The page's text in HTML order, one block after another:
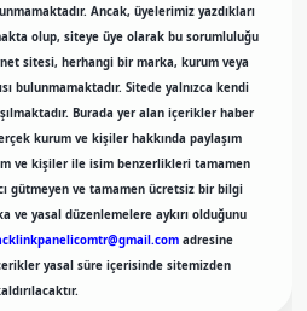
Ancak, üyelerimiz yazdıkları
olup, siteye üye olarak bu sorumluluğu
sitesi, herhangi bir marka, kurum veya
bulunmamaktadır. Sitede yalnızca kendi
Burada yer alan içerikler haber
kurum ve kişiler hakkında paylaşım
ve kişiler ile isim benzerlikleri tamamen
gütmeyen ve tamamen ücretsiz bir bilgi
ve yasal düzenlemelere aykırı olduğunu
adresine
yasal süre içerisinde sitemizden